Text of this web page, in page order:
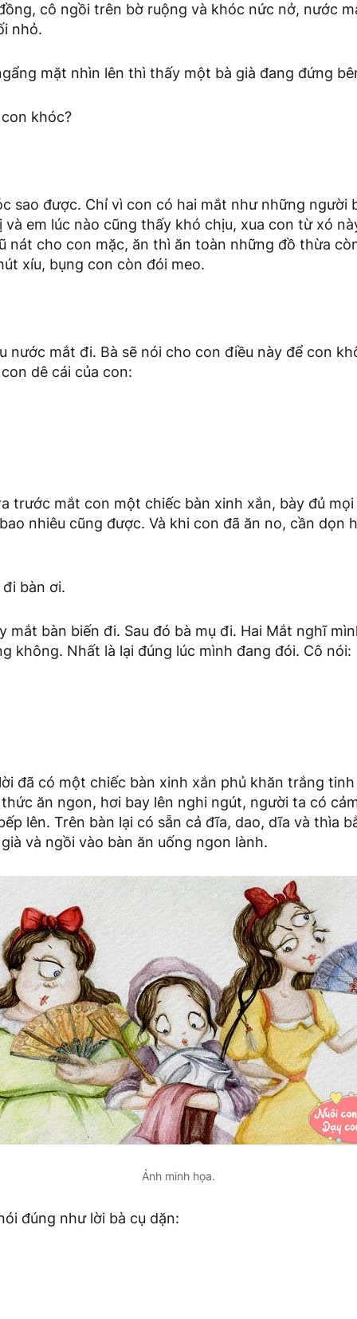
cô ngồi trên bờ ruộng và khóc nức nở, nước
nhỏ.
mặt nhìn lên thì thấy một bà già đang đứng
khóc?
sao được. Chỉ vì con có hai mắt như những người
và em lúc nào cũng thấy khó chịu, xua con từ xó
nát cho con mặc, ăn thì ăn toàn những đồ thừa
xíu, bụng con còn đói meo.
nước mắt đi. Bà sẽ nói cho con điều này để con
dê cái của con:
trước mắt con một chiếc bàn xinh xắn, bày đủ
nhiêu cũng được. Và khi con đã ăn no, cần dọn
đi bàn ơi.
mắt bàn biến đi. Sau đó bà mụ đi. Hai Mắt nghĩ
không. Nhất là lại đúng lúc mình đang đói. Cô nói:
đã có một chiếc bàn xinh xắn phủ khăn trắng
ăn ngon, hơi bay lên nghi ngút, người ta có
lên. Trên bàn lại có sẵn cả đĩa, dao, dĩa và thìa
và ngồi vào bàn ăn uống ngon lành.
Ảnh minh họa.
đúng như lời bà cụ dặn: